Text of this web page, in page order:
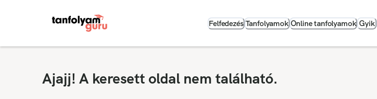
Felfedezés Tanfolyamok Online tanfolyamok Gyik
Ajajj! A keresett oldal nem található.